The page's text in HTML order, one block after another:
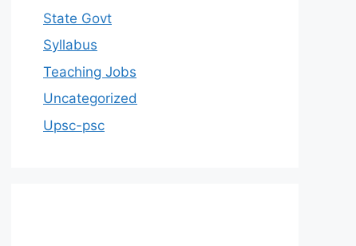
State Govt
Syllabus
Teaching Jobs
Uncategorized
Upsc-psc